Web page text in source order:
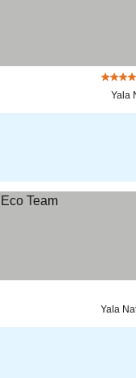
4 عدد النجوم